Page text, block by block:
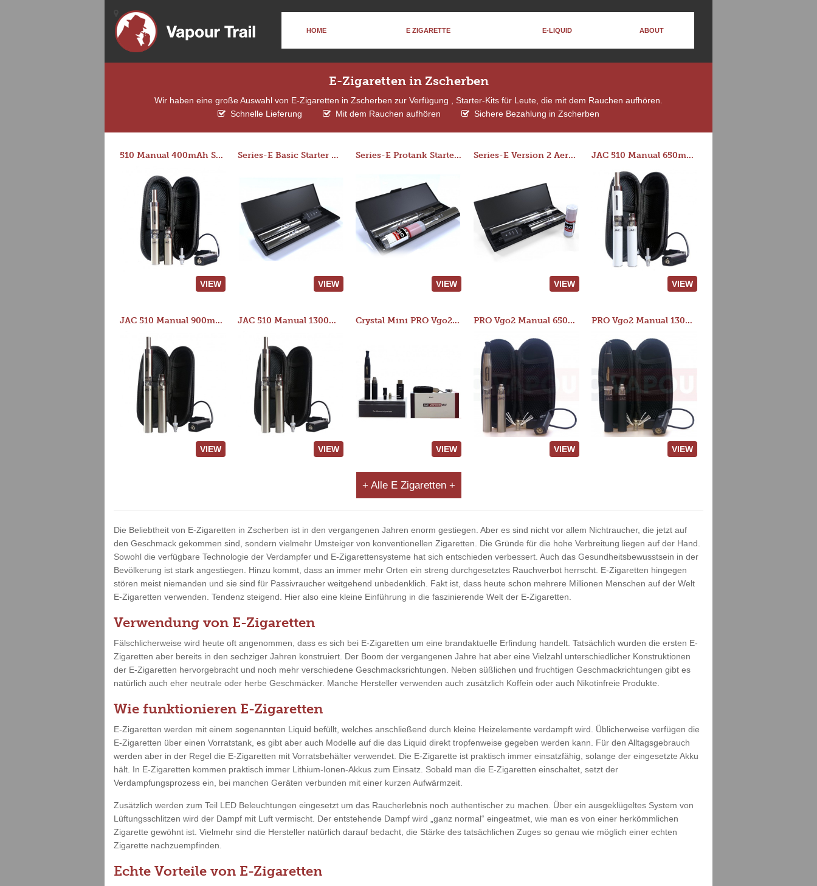
HOME E ZIGARETTE E-LIQUID ABOUT
E-Zigaretten in Zscherben
Wir haben eine große Auswahl von E-Zigaretten in Zscherben zur Verfügung , Starter-Kits für Leute, die mit dem Rauchen aufhören.
Schnelle Lieferung
Mit dem Rauchen aufhören Sichere Bezahlung in Zscherben
510 Manual 400mAh Starter Kit
VIEW
Series-E Basic Starter Kit (No Tank)
VIEW
Series-E Protank Starter Kit
VIEW
Series-E Version 2 Aero Tank Starter Kit
VIEW
JAC 510 Manual 650mAh Starter Kit
VIEW
JAC 510 Manual 900mAh Starter Kit
VIEW
JAC 510 Manual 1300mAh Starter Kit
VIEW
Crystal Mini PRO Vgo2 Manual 400mAh Kit
VIEW
PRO Vgo2 Manual 650mAh Kit
VIEW
PRO Vgo2 Manual 1300mAh Kit
VIEW
+ Alle E Zigaretten +
Die Beliebtheit von E-Zigaretten in Zscherben ist in den vergangenen Jahren enorm gestiegen. Aber es sind nicht vor allem Nichtraucher, die jetzt auf
den Geschmack gekommen sind, sondern vielmehr Umsteiger von konventionellen Zigaretten. Die Gründe für die hohe Verbreitung liegen auf der Hand.
Sowohl die verfügbare Technologie der Verdampfer und E-Zigarettensysteme hat sich entschieden verbessert. Auch das Gesundheitsbewusstsein in der
Bevölkerung ist stark angestiegen. Hinzu kommt, dass an immer mehr Orten ein streng durchgesetztes Rauchverbot herrscht. E-Zigaretten hingegen
stören meist niemanden und sie sind für Passivraucher weitgehend unbedenklich. Fakt ist, dass heute schon mehrere Millionen Menschen auf der Welt
E-Zigaretten verwenden. Tendenz steigend. Hier also eine kleine Einführung in die faszinierende Welt der E-Zigaretten.
Verwendung von E-Zigaretten
Fälschlicherweise wird heute oft angenommen, dass es sich bei E-Zigaretten um eine brandaktuelle Erfindung handelt. Tatsächlich wurden die ersten E-
Zigaretten aber bereits in den sechziger Jahren konstruiert. Der Boom der vergangenen Jahre hat aber eine Vielzahl unterschiedlicher Konstruktionen
der E-Zigaretten hervorgebracht und noch mehr verschiedene Geschmacksrichtungen. Neben süßlichen und fruchtigen Geschmackrichtungen gibt es
natürlich auch eher neutrale oder herbe Geschmäcker. Manche Hersteller verwenden auch zusätzlich Koffein oder auch Nikotinfreie Produkte.
Wie funktionieren E-Zigaretten
E-Zigaretten werden mit einem sogenannten Liquid befüllt, welches anschließend durch kleine Heizelemente verdampft wird. Üblicherweise verfügen die
E-Zigaretten über einen Vorratstank, es gibt aber auch Modelle auf die das Liquid direkt tropfenweise gegeben werden kann. Für den Alltagsgebrauch
werden aber in der Regel die E-Zigaretten mit Vorratsbehälter verwendet. Die E-Zigarette ist praktisch immer einsatzfähig, solange der eingesetzte Akku
hält. In E-Zigaretten kommen praktisch immer Lithium-Ionen-Akkus zum Einsatz. Sobald man die E-Zigaretten einschaltet, setzt der
Verdampfungsprozess ein, bei manchen Geräten verbunden mit einer kurzen Aufwärmzeit.
Zusätzlich werden zum Teil LED Beleuchtungen eingesetzt um das Raucherlebnis noch authentischer zu machen. Über ein ausgeklügeltes System von
Lüftungsschlitzen wird der Dampf mit Luft vermischt. Der entstehende Dampf wird „ganz normal“ eingeatmet, wie man es von einer herkömmlichen
Zigarette gewöhnt ist. Vielmehr sind die Hersteller natürlich darauf bedacht, die Stärke des tatsächlichen Zuges so genau wie möglich einer echten
Zigarette nachzuempfinden.
Echte Vorteile von E-Zigaretten